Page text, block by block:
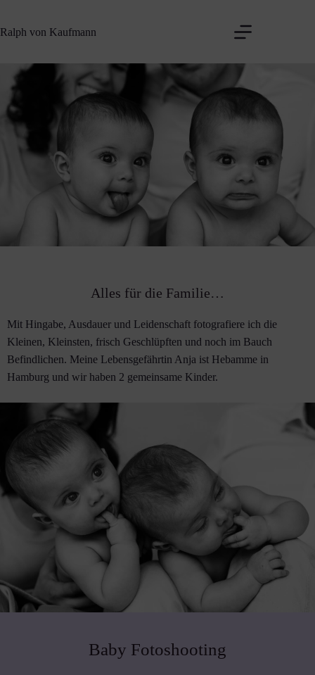
Inhalt
Ralph von Kaufmann
Alles für die Familie…
Mit Hingabe, Ausdauer und Leidenschaft fotografiere ich die
Kleinen, Kleinsten, frisch Geschlüpften und noch im Bauch
Befindlichen. Meine Lebensgefährtin Anja ist Hebamme in
Hamburg und wir haben 2 gemeinsame Kinder.
Baby Fotoshooting